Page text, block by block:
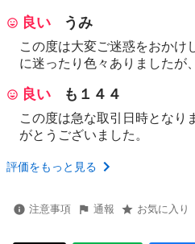
良い うみ
この度は大変ご迷惑をおかけ
に迷ったり色々ありましたが
良い も１４４
この度は急な取引日時となり
がとうございました。
評価をもっと見る
注意事項 通報 お気に入り